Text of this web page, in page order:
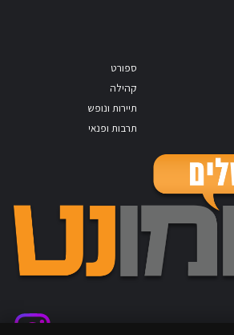
ספורט
קהילה
תיירות ונופש
תרבות ופנאי